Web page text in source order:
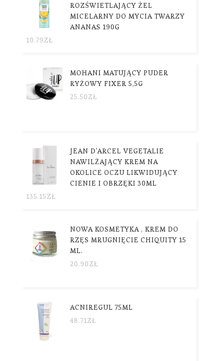
ROZŚWIETLAJĄCY ŻEL
MICELARNY DO MYCIA TWARZY
ANANAS 190G
10.79ZŁ
MOHANI MATUJĄCY PUDER
RYŻOWY FIXER 5,5G
25.50ZŁ
JEAN D'ARCEL VEGETALIE
NAWILŻAJĄCY KREM NA
OKOLICE OCZU LIKWIDUJĄCY
CIENIE I OBRZĘKI 30ML
135.15ZŁ
NOWA KOSMETYKA , KREM DO
RZĘS MRUGNIĘCIE CHIQUITY 15
ML.
20.90ZŁ
ACNIREGUL 75ML
48.71ZŁ